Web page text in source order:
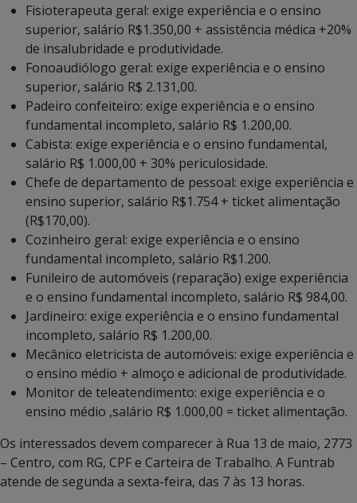
Fisioterapeuta geral: exige experiência e o ensino
superior, salário R$1.350,00 + assistência médica +20%
de insalubridade e produtividade.
Fonoaudiólogo geral: exige experiência e o ensino
superior, salário R$ 2.131,00.
Padeiro confeiteiro: exige experiência e o ensino
fundamental incompleto, salário R$ 1.200,00.
Cabista: exige experiência e o ensino fundamental,
salário R$ 1.000,00 + 30% periculosidade.
Chefe de departamento de pessoal: exige experiência e
ensino superior, salário R$1.754 + ticket alimentação
(R$170,00).
Cozinheiro geral: exige experiência e o ensino
fundamental incompleto, salário R$1.200.
Funileiro de automóveis (reparação) exige experiência
e o ensino fundamental incompleto, salário R$ 984,00.
Jardineiro: exige experiência e o ensino fundamental
incompleto, salário R$ 1.200,00.
Mecânico eletricista de automóveis: exige experiência e
o ensino médio + almoço e adicional de produtividade.
Monitor de teleatendimento: exige experiência e o
ensino médio ,salário R$ 1.000,00 = ticket alimentação.
Os interessados devem comparecer à Rua 13 de maio, 2773
– Centro, com RG, CPF e Carteira de Trabalho. A Funtrab
atende de segunda a sexta-feira, das 7 às 13 horas.